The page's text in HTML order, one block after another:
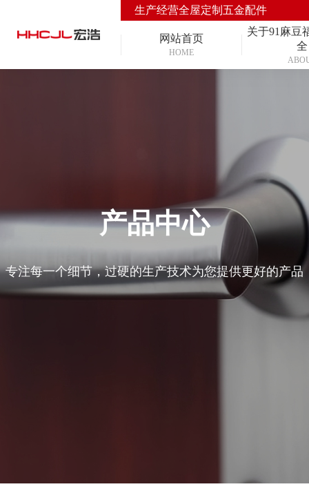
生产经营全屋定制五金配件
网站首页
HOME
关于91麻豆
全
产品中心
专注每一个细节，过硬的生产技术为您提供更好的产品